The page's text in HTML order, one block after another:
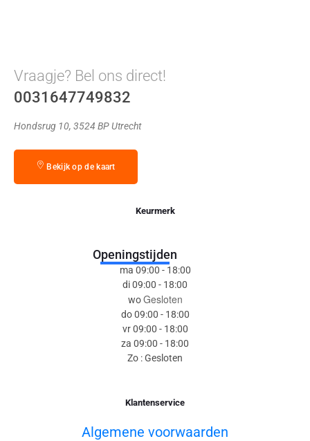
Vraagje? Bel ons direct!
0031647749832
Hondsrug 10, 3524 BP Utrecht
Bekijk op de kaart
Keurmerk
Openingstijden
ma 09:00 - 18:00
di 09:00 - 18:00
woGesloten
do 09:00 - 18:00
vr 09:00 - 18:00
za 09:00 - 18:00
Zo : Gesloten
Klantenservice
Algemene voorwaarden